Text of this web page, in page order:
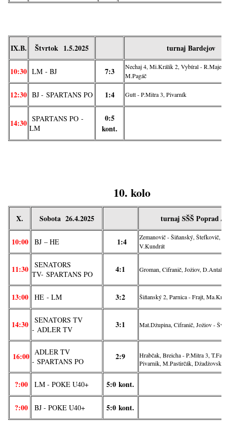
IX.B. Štvrtok 1.5.2025 turnaj Bardejov
10:30 LM - BJ 7:3
Nechaj 4, Mi.Králik 2, Vybíral - R.Majer,
M.Pagáč
12:30 BJ - SPARTANS PO 1:4 Gutt - P.Mitra 3, Pivarník
14:30 SPARTANS PO -
LM
0:5
kont.
10. kolo
X. Sobota 26.4.2025 turnaj SŠŠ Poprad /
10:00 BJ – HE 1:4
Zemanovič - Šiňanský, Štefkovič,
V.Kundrát
11:30
SENATORS
TV- SPARTANS PO 4:1 Groman, Cifranič, Jožiov, D.Antal .
13:00 HE - LM 3:2 Šiňanský 2, Parnica - Frajt,
14:30
SENATORS TV
- ADLER TV 3:1 Mat.Džupina, Cifranič, Jožiov -
16:00 ADLER TV
- SPARTANS PO 2:9
Hrabčak, Breicha - P.Mitra 3,
Pivarnik, M.Pastirčák, Džadžovský
?:00 LM - POKE U40+ 5:0 kont.
?:00 BJ - POKE U40+ 5:0 kont.